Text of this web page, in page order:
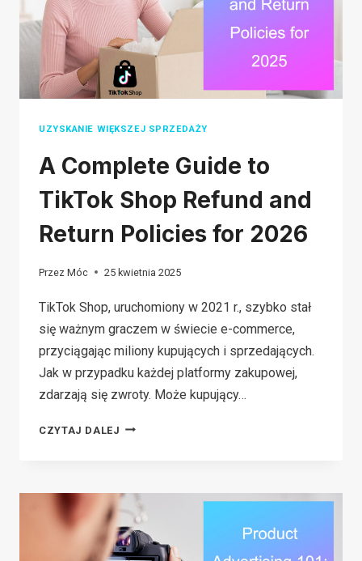
SALES
UZYSKANIE WIĘKSZEJ SPRZEDAŻY
A Complete Guide to
TikTok Shop Refund and
Return Policies for 2026
Przez Móc 25 kwietnia 2025
TikTok Shop, uruchomiony w 2021 r., szybko stał
się ważnym graczem w świecie e-commerce,
przyciągając miliony kupujących i sprzedających.
Jak w przypadku każdej platformy zakupowej,
zdarzają się zwroty. Może kupujący…
CZYTAJ DALEJ A
TO
TIKTOK
SHOP